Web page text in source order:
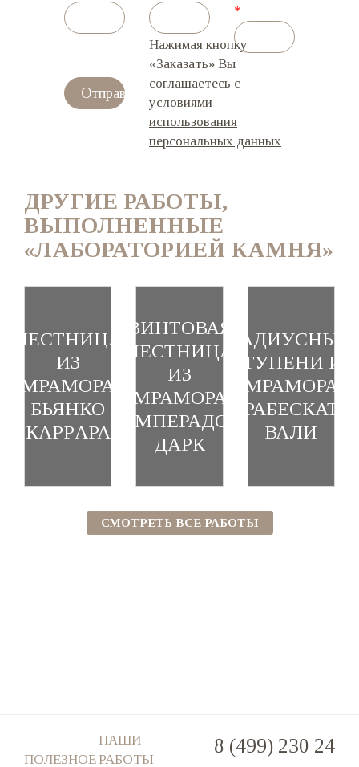
*
Отправить
Нажимая кнопку
«Заказать» Вы
соглашаетесь с
условиями
использования
персональных данных
ДРУГИЕ РАБОТЫ,
ВЫПОЛНЕННЫЕ
«ЛАБОРАТОРИЕЙ КАМНЯ»
ЛЕСТНИЦА
ИЗ
МРАМОРА
БЬЯНКО
КАPPАРА
ВИНТОВАЯ
ЛЕСТНИЦА
ИЗ
МРАМОРА
ИМПЕРАДОР
ДАРК
РАДИУСНЫЕ
СТУПЕНИ ИЗ
МРАМОРА
АРАБЕСКАТО
ВАЛИ
СМОТРЕТЬ ВСЕ РАБОТЫ
ПОЛЕЗНОЕ
НАШИ
РАБОТЫ
8 (499) 230 24